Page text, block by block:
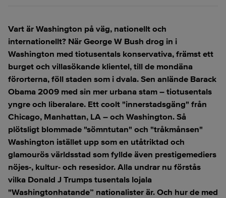
Vart är Washington på väg, nationellt och
internationellt? När George W Bush drog in i
Washington med tiotusentals konservativa, främst ett
burget och villasökande klientel, till de mondäna
förorterna, föll staden som i dvala. Sen anlände Barack
Obama 2009 med sin mer urbana stam – tiotusentals
yngre och liberalare. Ett coolt "innerstadsgäng" från
Chicago, Manhattan, LA – och Washington. Så
plötsligt blommade "sömntutan" och "tråkmånsen"
Washington istället upp som en utåtriktad och
glamourös världsstad som fyllde även prestigemediers
nöjes-, kultur- och resesidor. Alla undrar nu förstås
vilka Donald J Trumps tusentals lojala
"Washingtonhatande” nationalister är. Och hur de med